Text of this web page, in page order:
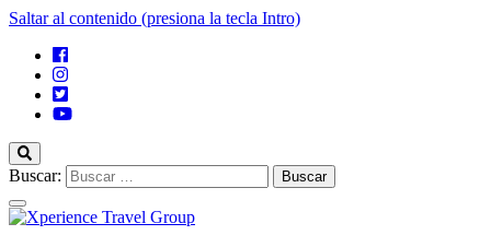
Saltar al contenido (presiona la tecla Intro)
Buscar: